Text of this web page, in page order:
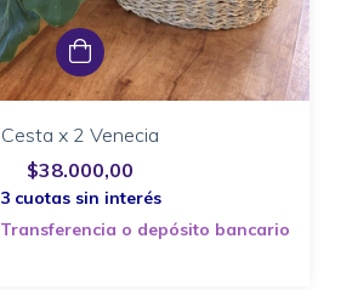
Cesta x 2 Venecia
$38.000,00
Transferencia o depósito bancario